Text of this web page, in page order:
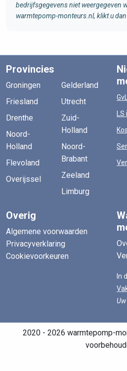
bedrijfsgegevens niet weergegeven
warmtepomp-monteurs.nl, klikt u dan
Provincies
Groningen
Friesland
Drenthe
Noord-
Holland
Flevoland
Overijssel
Gelderland
Utrecht
Zuid-
Holland
Noord-
Brabant
Zeeland
Limburg
Overig
Algemene voorwaarden
Privacyverklaring
Cookievoorkeuren
In
2020 - 2026 warmtepomp-